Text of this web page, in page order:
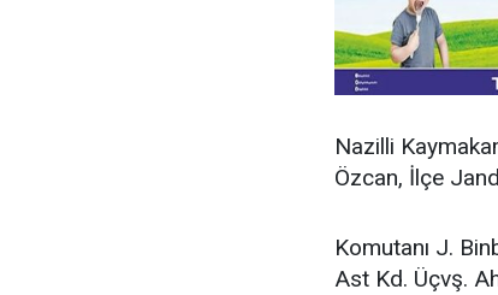
Nazilli
Özcan, İlçe
Komutanı J.
Ast Kd. Üçvş.